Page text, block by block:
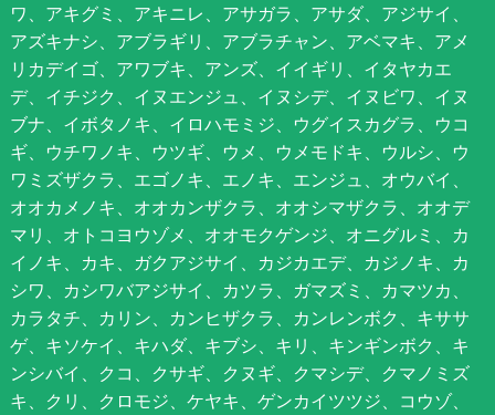
ワ、アキグミ、アキニレ、アサガラ、アサダ、アジサイ、
アズキナシ、アブラギリ、アブラチャン、アベマキ、アメ
リカデイゴ、アワブキ、アンズ、イイギリ、イタヤカエ
デ、イチジク、イヌエンジュ、イヌシデ、イヌビワ、イヌ
ブナ、イボタノキ、イロハモミジ、ウグイスカグラ、ウコ
ギ、ウチワノキ、ウツギ、ウメ、ウメモドキ、ウルシ、ウ
ワミズザクラ、エゴノキ、エノキ、エンジュ、オウバイ、
オオカメノキ、オオカンザクラ、オオシマザクラ、オオデ
マリ、オトコヨウゾメ、オオモクゲンジ、オニグルミ、カ
イノキ、カキ、ガクアジサイ、カジカエデ、カジノキ、カ
シワ、カシワバアジサイ、カツラ、ガマズミ、カマツカ、
カラタチ、カリン、カンヒザクラ、カンレンボク、キササ
ゲ、キソケイ、キハダ、キブシ、キリ、キンギンボク、キ
ンシバイ、クコ、クサギ、クヌギ、クマシデ、クマノミズ
キ、クリ、クロモジ、ケヤキ、ゲンカイツツジ、コウゾ、